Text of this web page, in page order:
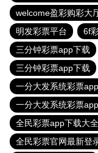
welcome盈彩购彩大
明发彩票平台
6f
三分钟彩票app下载
三分钟彩票app下载
一分大发系统彩票app
一分大发系统彩票app
全民彩票app下载大全
全民彩票官网最新登